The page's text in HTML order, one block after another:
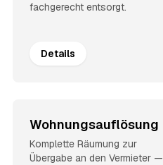
fachgerecht entsorgt.
Details
Wohnungsauflösung
Komplette Räumung zur
Übergabe an den Vermieter —